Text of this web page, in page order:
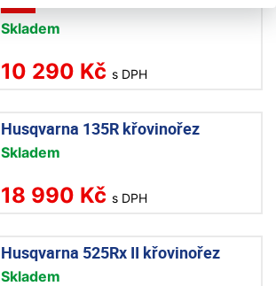
Skladem
10 290 Kč s DPH
Husqvarna 135R křovinořez
Skladem
18 990 Kč s DPH
Husqvarna 525Rx II křovinořez
Skladem